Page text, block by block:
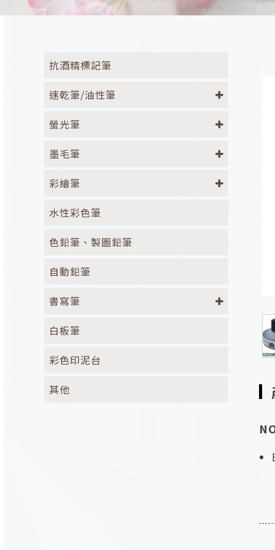
抗酒精標記筆
速乾筆/油性筆
螢光筆
墨毛筆
彩繪筆
水性彩色筆
色鉛筆、製圖鉛筆
自動鉛筆
書寫筆
白板筆
彩色印泥台
其他